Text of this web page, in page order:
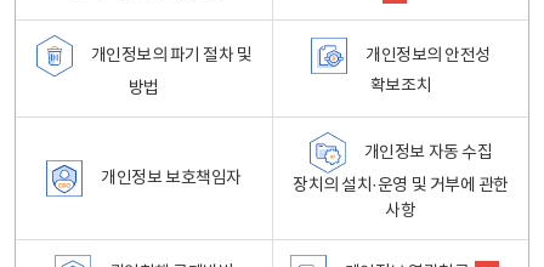
개인정보의 파기 절차 및
방법
개인정보의 안전성
확보조치
개인정보 보호책임자
개인정보 자동 수집
장치의 설치·운영 및 거부에 관한
사항